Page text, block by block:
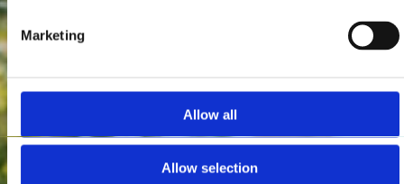
Marketing
Allow all
Allow selection